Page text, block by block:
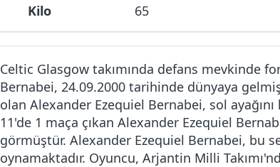
Kilo
65
Celtic Glasgow takımında defans mevkinde
Bernabei, 24.09.2000 tarihinde dünyaya
olan Alexander Ezequiel Bernabei, sol
11'de 1 maça çıkan Alexander Ezequiel
görmüştür. Alexander Ezequiel Bernabei, bu
oynamaktadır. Oyuncu, Arjantin Milli